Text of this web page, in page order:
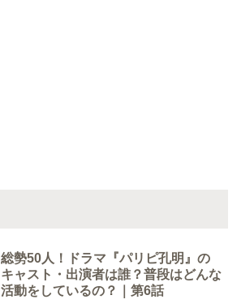
総勢50人！ドラマ『パリピ孔明』の
キャスト・出演者は誰？普段はどんな
活動をしているの？｜第6話